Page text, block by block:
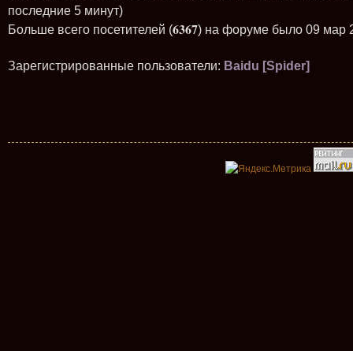
последние 5 минут)
Больше всего посетителей (6367) на форуме было 09 мар
Зарегистрированные пользователи: Baidu [Spider]